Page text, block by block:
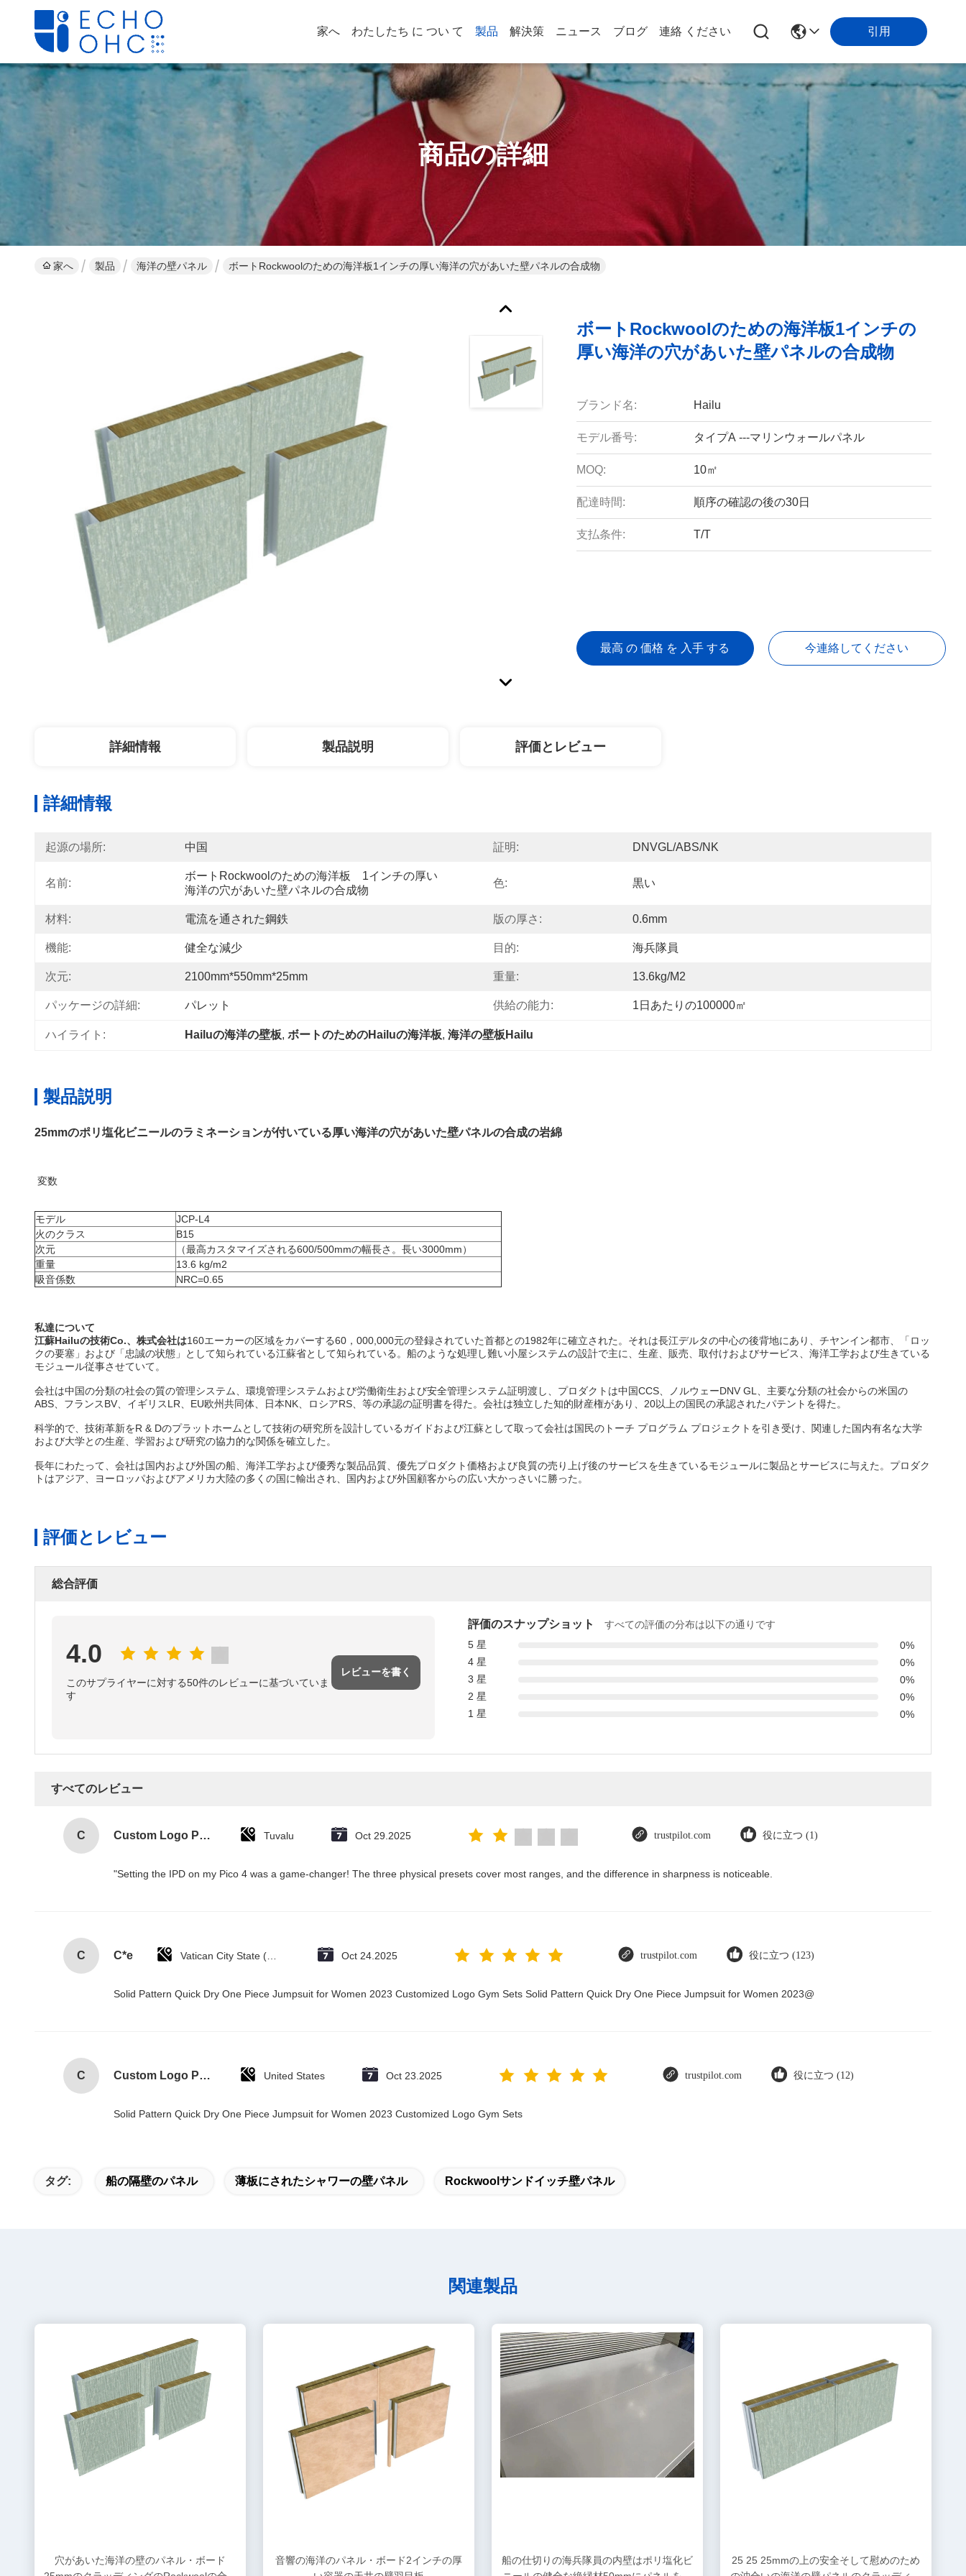
家へ わたしたち に つい て 製品 解決策 ニュース ブログ 連絡 ください 引用
商品の詳細
家へ 製品 海洋の壁パネル ボートRockwoolのための海洋板1インチの厚い海洋の穴があいた壁パネルの合成物
ボートRockwoolのための海洋板1インチの
厚い海洋の穴があいた壁パネルの合成物
ブランド名: Hailu
モデル番号: タイプA ---マリンウォールパネル
MOQ: 10㎡
配達時間: 順序の確認の後の30日
支払条件: T/T
最高 の 価格 を 入手 する 今連絡してください
詳細情報 製品説明 評価とレビュー
詳細情報
起源の場所: 中国 証明: DNVGL/ABS/NK
名前:
ボートRockwoolのための海洋板    1インチの厚い
海洋の穴があいた壁パネルの合成物
色: 黒い
材料: 電流を通された鋼鉄 版の厚さ: 0.6mm
機能: 健全な減少 目的: 海兵隊員
次元: 2100mm*550mm*25mm 重量: 13.6kg/m2
パッケージの詳細: パレット 供給の能力: 1日あたりの100000㎡
ハイライト: Hailuの海洋の壁板, ボートのためのHailuの海洋板, 海洋の壁板Hailu
製品説明
25mmのポリ塩化ビニールのラミネーションが付いている厚い海洋の穴があいた壁パネルの合成の岩綿
変数
モデル
JCP-L4
火のクラス
B15
次元
（最高カスタマイズされる600/500mmの幅長さ。長い3000mm）
重量
13.6 kg/m2
吸音係数
NRC=0.65
私達について
江蘇Hailuの技術Co.、株式会社は160エーカーの区域をカバーする60，000,000元の登録されていた首都との1982年に確立された。それは長江デルタの中心の後背地にあり、チヤンイン都市、「ロッ
クの要塞」および「忠誠の状態」として知られている江蘇省として知られている。船のような処理し難い小屋システムの設計で主に、生産、販売、取付けおよびサービス、海洋工学および生きている
モジュール従事させていて。
会社は中国の分類の社会の質の管理システム、環境管理システムおよび労働衛生および安全管理システム証明渡し、プロダクトは中国CCS、ノルウェーDNV GL、主要な分類の社会からの米国の
ABS、フランスBV、イギリスLR、EU欧州共同体、日本NK、ロシアRS、等の承認の証明書を得た。会社は独立した知的財産権があり、20以上の国民の承認されたパテントを得た。
科学的で、技術革新をR & Dのプラットホームとして技術の研究所を設計しているガイドおよび江蘇として取って会社は国民のトーチ プログラム プロジェクトを引き受け、関連した国内有名な大学
および大学との生産、学習および研究の協力的な関係を確立した。
長年にわたって、会社は国内および外国の船、海洋工学および優秀な製品品質、優先プロダクト価格および良質の売り上げ後のサービスを生きているモジュールに製品とサービスに与えた。プロダク
トはアジア、ヨーロッパおよびアメリカ大陸の多くの国に輸出され、国内および外国顧客からの広い大かっさいに勝った。
評価とレビュー
総合評価
4.0
このサプライヤーに対する50件のレビューに基づいていま
す
レビューを書く
評価のスナップショット
すべての評価の分布は以下の通りです
5 星
0%
4 星
0%
3 星
0%
2 星
0%
1 星
0%
すべてのレビュー
C Custom Logo Paper Cardboard Packing Folding White / Black / Rose Gold Luxury Magnetic Gift Box with Ribbon Closure Tuvalu Oct 29.2025 trustpilot.com 役に立つ (1)
"Setting the IPD on my Pico 4 was a game-changer! The three physical presets cover most ranges, and the difference in sharpness is noticeable.
C C*e Oct 24.2025 trustpilot.com 役に立つ (123)
Solid Pattern Quick Dry One Piece Jumpsuit for Women 2023 Customized Logo Gym Sets Solid Pattern Quick Dry One Piece Jumpsuit for Women 2023@
C Custom Logo Paper Cardboard Packing Folding White / Black / Rose Gold Luxury Magnetic Gift Box with Ribbon Closure United States Oct 23.2025 trustpilot.com 役に立つ (12)
Solid Pattern Quick Dry One Piece Jumpsuit for Women 2023 Customized Logo Gym Sets
タグ: 船の隔壁のパネル 薄板にされたシャワーの壁パネル Rockwoolサンドイッチ壁パネル
関連製品
穴があいた海洋の壁のパネル・ボード
音響の海洋のパネル・ボード2インチの厚
船の仕切りの海兵隊員の内壁はポリ塩化ビ
25 25 25mmの上の安全そして慰めのため